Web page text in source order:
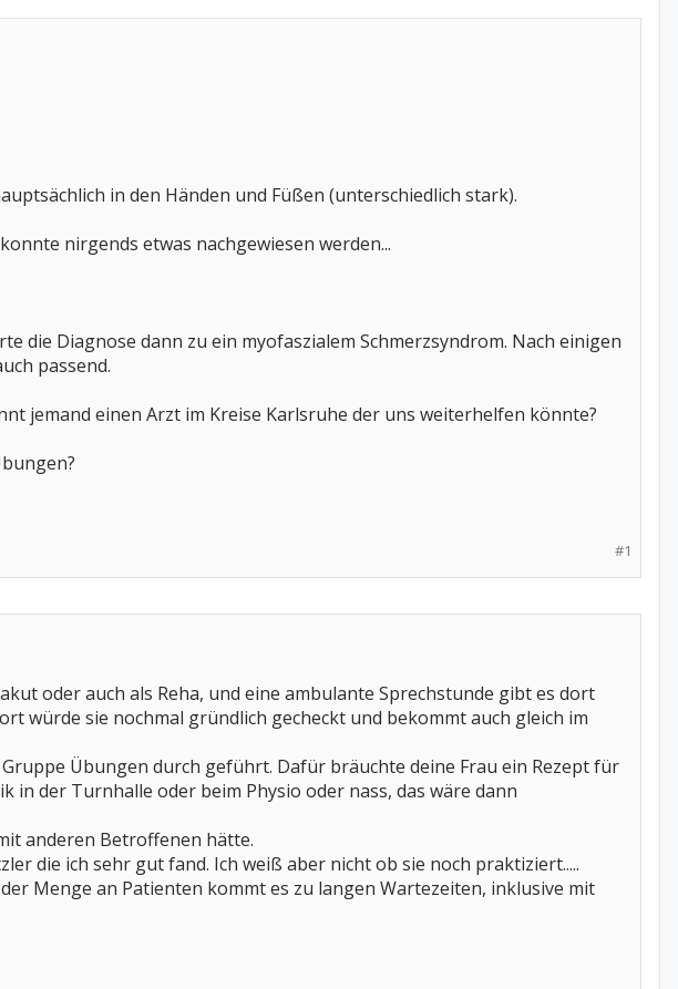
in den Händen und Füßen (unterschiedlich stark).
nirgends etwas nachgewiesen werden...
die Diagnose dann zu ein myofaszialem Schmerzsyndrom. Nach einigen
passend.
jemand einen Arzt im Kreise Karlsruhe der uns weiterhelfen könnte?
#1
oder auch als Reha, und eine ambulante Sprechstunde gibt es dort
würde sie nochmal gründlich gecheckt und bekommt auch gleich im
Übungen durch geführt. Dafür bräuchte deine Frau ein Rezept für
in der Turnhalle oder beim Physio oder nass, das wäre dann
anderen Betroffenen hätte.
die ich sehr gut fand. Ich weiß aber nicht ob sie noch praktiziert.....
Menge an Patienten kommt es zu langen Wartezeiten, inklusive mit